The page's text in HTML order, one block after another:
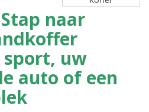
naar
sport, uw
auto of een